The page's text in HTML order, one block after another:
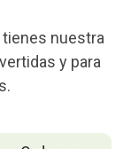
tienes nuestra
y para